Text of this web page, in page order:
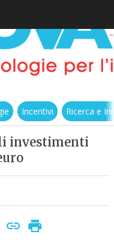
Incentivi Ricerca e
investimenti